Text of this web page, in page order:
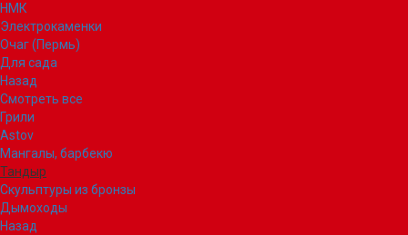
НМК
Электрокаменки
Очаг (Пермь)
Для сада
Назад
Смотреть все
Грили
Astov
Мангалы, барбекю
Тандыр
Скульптуры из бронзы
Дымоходы
Назад